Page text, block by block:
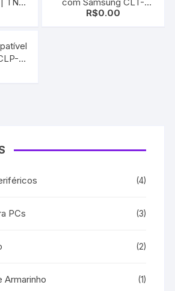
|
504S CMYK | CLP-415 |
R$0.00
(4)
PCs (3)
(2)
Armarinho (1)